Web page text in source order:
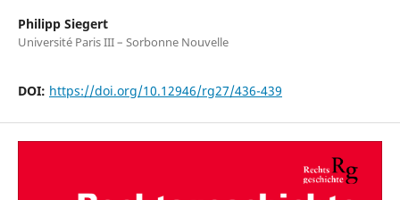
Philipp Siegert
Université Paris III – Sorbonne Nouvelle
DOI: https://doi.org/10.12946/rg27/436-439